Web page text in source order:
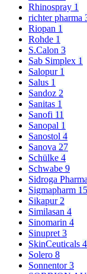
Rhinospray 1
richter pharma
Riopan 1
Rohde 1
S.Calon 3
Sab Simplex 1
Salopur 1
Salus 1
Sandoz 2
Sanitas 1
Sanofi 11
Sanopal 1
Sanostol 4
Sanova 27
Schülke 4
Schwabe 9
Sidroga Pharma
Sigmapharm 15
Sikapur 2
Similasan 4
Sinomarin 4
Sinupret 3
SkinCeuticals
Solero 8
Sonnentor3